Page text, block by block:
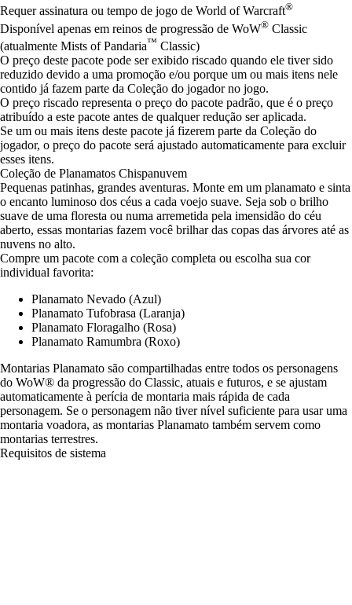
Available actions
Requer assinatura ou tempo de jogo de World of Warcraft®
Disponível apenas em reinos de progressão de WoW® Classic
(atualmente Mists of Pandaria™ Classic)
O preço deste pacote pode ser exibido riscado quando ele tiver sido
reduzido devido a uma promoção e/ou porque um ou mais itens nele
contido já fazem parte da Coleção do jogador no jogo.
O preço riscado representa o preço do pacote padrão, que é o preço
atribuído a este pacote antes de qualquer redução ser aplicada.
Se um ou mais itens deste pacote já fizerem parte da Coleção do
jogador, o preço do pacote será ajustado automaticamente para excluir
esses itens.
Coleção de Planamatos Chispanuvem
Pequenas patinhas, grandes aventuras. Monte em um planamato e sinta
o encanto luminoso dos céus a cada voejo suave. Seja sob o brilho
suave de uma floresta ou numa arremetida pela imensidão do céu
aberto, essas montarias fazem você brilhar das copas das árvores até as
nuvens no alto.
Compre um pacote com a coleção completa ou escolha sua cor
individual favorita:
Planamato Nevado (Azul)
Planamato Tufobrasa (Laranja)
Planamato Floragalho (Rosa)
Planamato Ramumbra (Roxo)
Montarias Planamato são compartilhadas entre todos os personagens
do WoW® da progressão do Classic, atuais e futuros, e se ajustam
automaticamente à perícia de montaria mais rápida de cada
personagem. Se o personagem não tiver nível suficiente para usar uma
montaria voadora, as montarias Planamato também servem como
montarias terrestres.
Requisitos de sistema